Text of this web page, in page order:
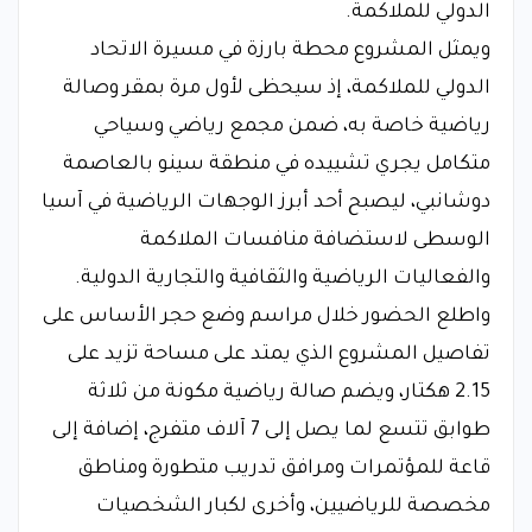
الدولي للملاكمة.
ويمثل المشروع محطة بارزة في مسيرة الاتحاد
الدولي للملاكمة، إذ سيحظى لأول مرة بمقر وصالة
رياضية خاصة به، ضمن مجمع رياضي وسياحي
متكامل يجري تشييده في منطقة سينو بالعاصمة
دوشانبي، ليصبح أحد أبرز الوجهات الرياضية في آسيا
الوسطى لاستضافة منافسات الملاكمة
والفعاليات الرياضية والثقافية والتجارية الدولية.
واطلع الحضور خلال مراسم وضع حجر الأساس على
تفاصيل المشروع الذي يمتد على مساحة تزيد على
2.15 هكتار، ويضم صالة رياضية مكونة من ثلاثة
طوابق تتسع لما يصل إلى 7 آلاف متفرج، إضافة إلى
قاعة للمؤتمرات ومرافق تدريب متطورة ومناطق
مخصصة للرياضيين، وأخرى لكبار الشخصيات